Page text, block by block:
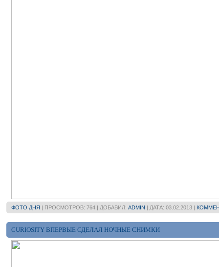
ФОТО ДНЯ | ПРОСМОТРОВ: 764 | ДОБАВИЛ: ADMIN | ДАТА: 03.02.2013 |
CURIOSITY ВПЕРВЫЕ СДЕЛАЛ НОЧНЫЕ СНИМКИ